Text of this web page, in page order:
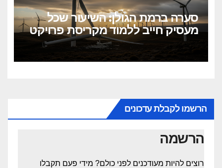
סערה ברמת הגולן: השיעור שכל
מעסיק חייב ללמוד מקריסת פרויקט
הטורבינות
הרשמו לקבלת עדכונים
הרשמה
רוצים להיות מעודכנים לפני כולם? מידי פעם תקבלו